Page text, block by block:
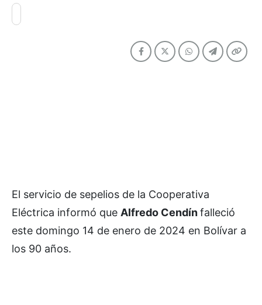
El servicio de sepelios de la Cooperativa
Eléctrica informó que Alfredo Cendínfalleció
este domingo 14 de enero de 2024 en Bolívar a
los 90 años.